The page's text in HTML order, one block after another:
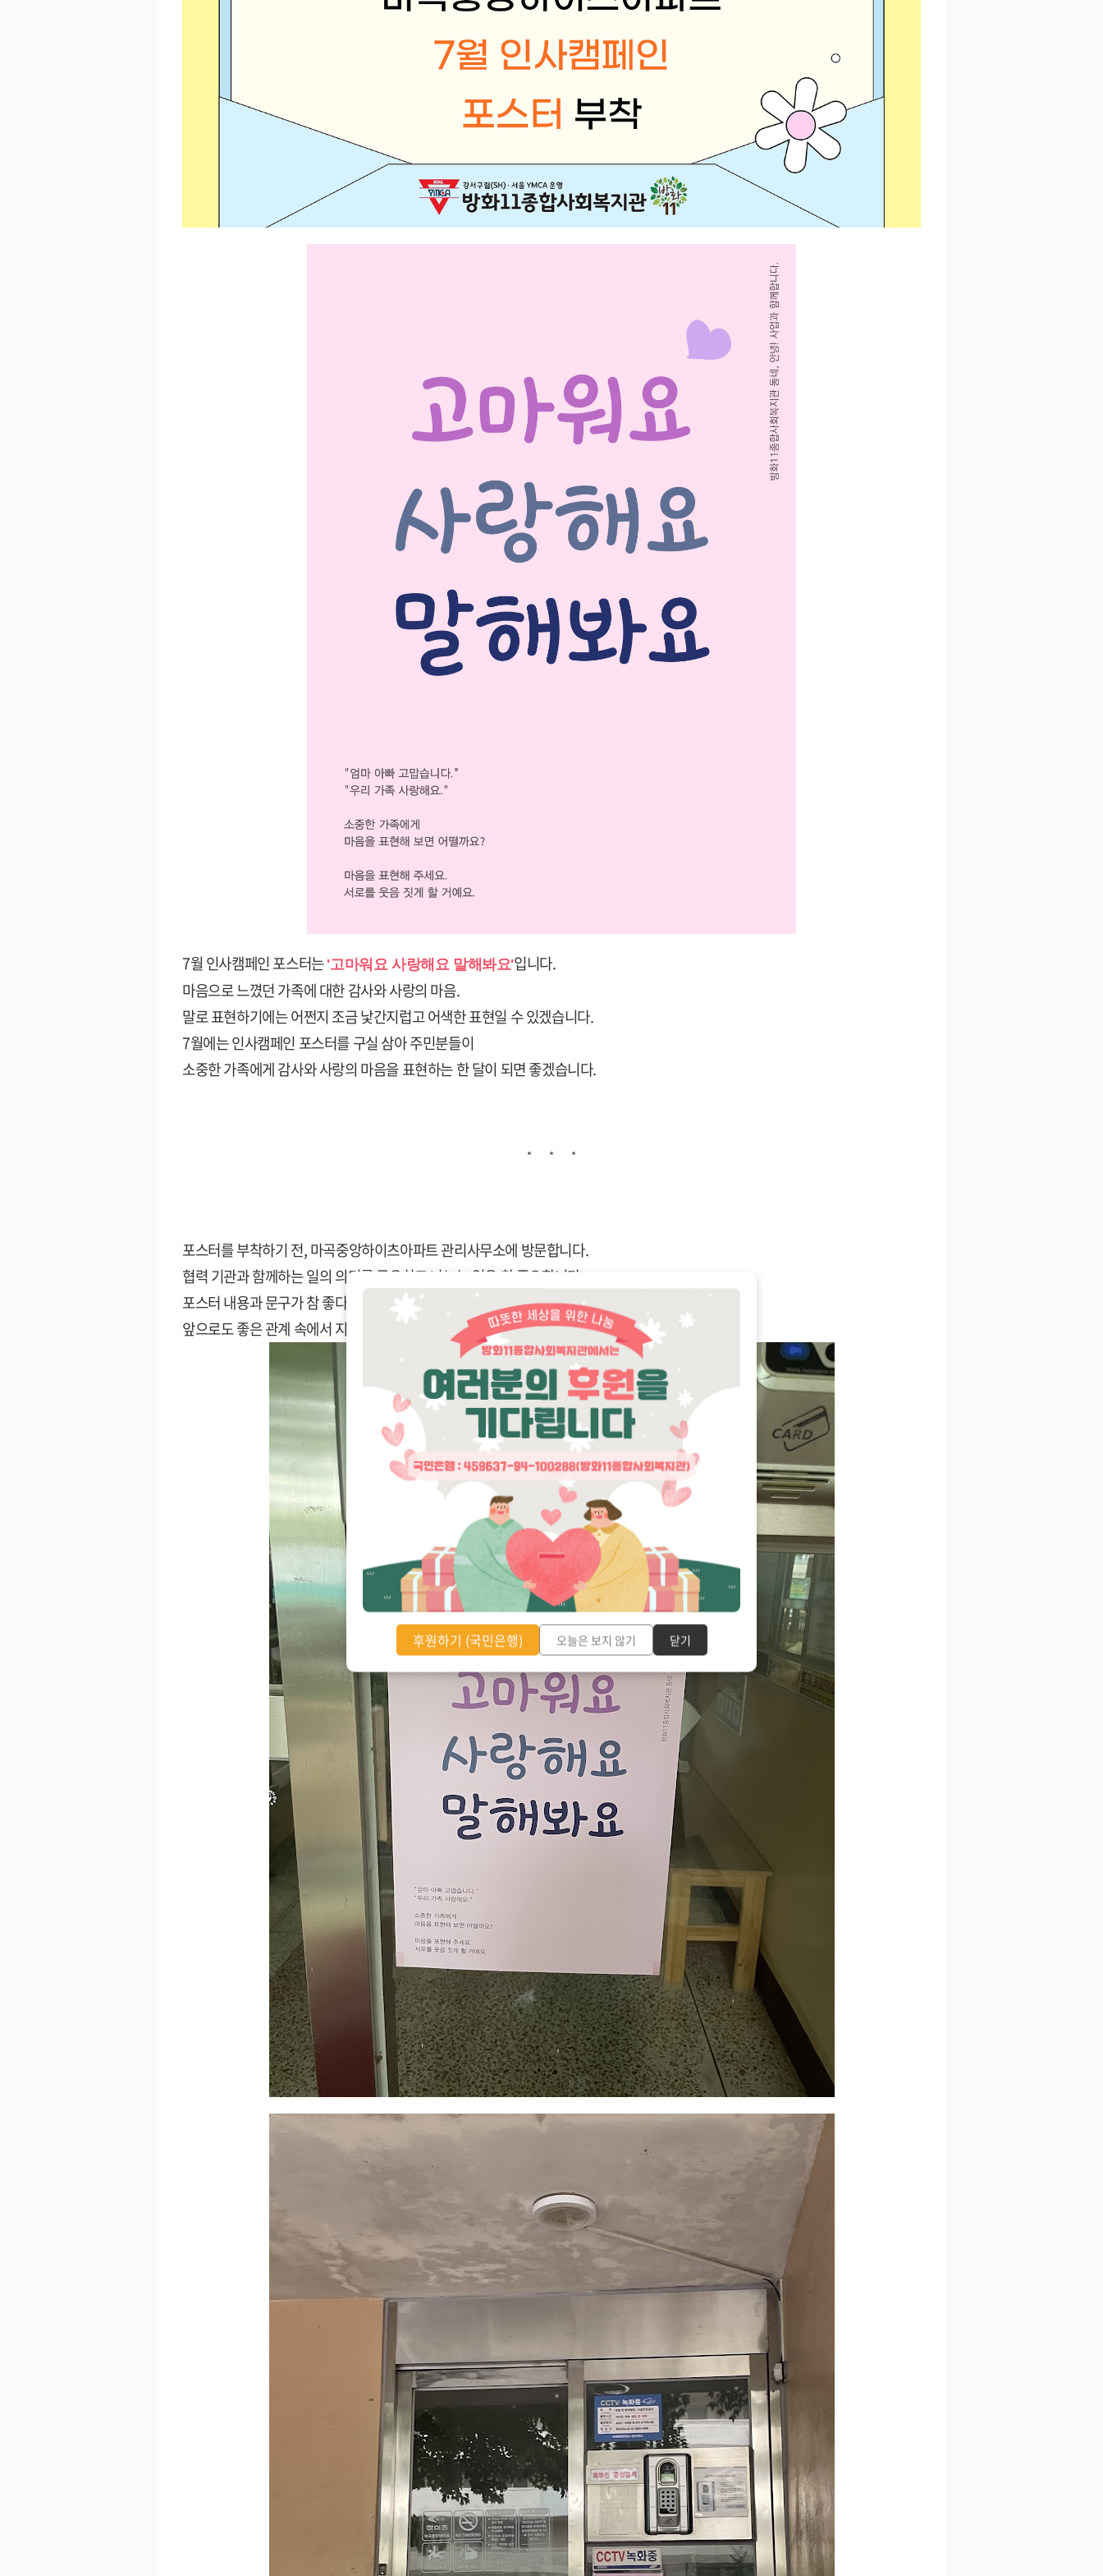
7월 인사캠페인 포스터는 '고마워요 사랑해요 말해봐요'입니다.
마음으로 느꼈던 가족에 대한 감사와 사랑의 마음.
말로 표현하기에는 어쩐지 조금 낯간지럽고 어색한 표현일 수 있겠습니다.
7월에는 인사캠페인 포스터를 구실 삼아 주민분들이
소중한 가족에게 감사와 사랑의 마음을 표현하는 한 달이 되면 좋겠습니다.
포스터를 부착하기 전, 마곡중앙하이츠아파트 관리사무소에 방문합니다.
협력 기관과 함께하는 일의 의미를 공유하고 나누는 일은 참 중요합니다.
포스터 내용과 문구가 참 좋다며 늘 마음을 모아주시는 관리사무소 직원분들께 감사합니다.
앞으로도 좋은 관계 속에서 지역사회와 의미있는 변화들을 함께 만들어 나가고 싶습니다.
후원하기 (국민은행) 오늘은 보지 않기 닫기